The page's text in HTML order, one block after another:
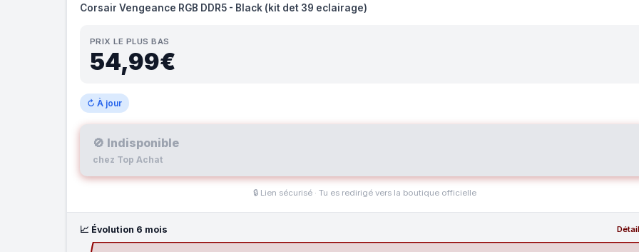
Corsair Vengeance RGB DDR5 - Black (kit det 39 eclairage)
PRIX LE PLUS BAS
54,99€
↻ À jour
🚫 Indisponible
chez Top Achat
🔒 Lien sécurisé · Tu es redirigé vers la boutique officielle
📈 Évolution 6 mois